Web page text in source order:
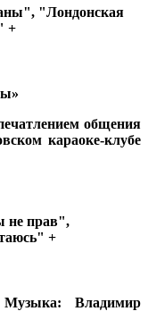
"Лондонская
+
общения
караоке-клубе
не прав",
+
Владимир